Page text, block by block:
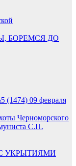
БОРЕМСЯ ДО
(1474) 09 февраля
Черноморского
С.П.
УКРЫТИЯМИ